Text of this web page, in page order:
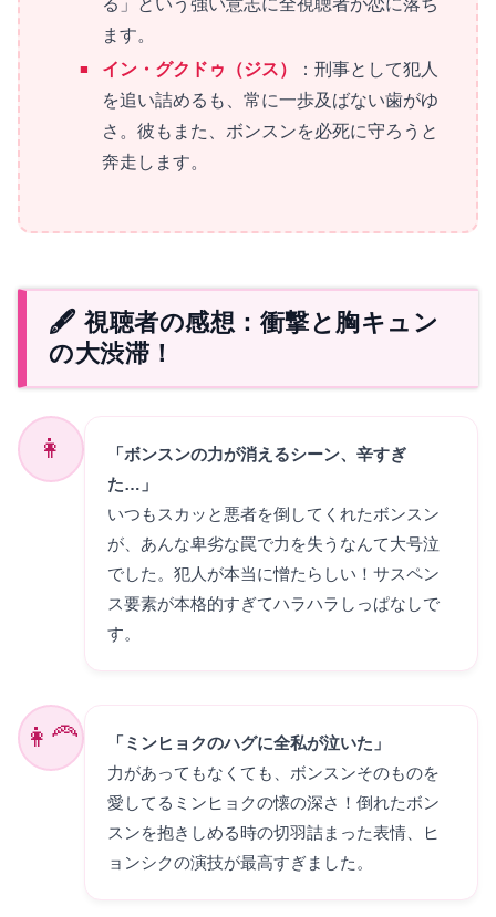
る」という強い意志に全視聴者が恋に落ち
ます。
イン・グクドゥ（ジス）
：刑事として犯人
を追い詰めるも、常に一歩及ばない歯がゆ
さ。彼もまた、ボンスンを必死に守ろうと
奔走します。
🖋️ 視聴者の感想：衝撃と胸キュン
の大渋滞！
👩
「ボンスンの力が消えるシーン、辛すぎ
た…」
いつもスカッと悪者を倒してくれたボンスン
が、あんな卑劣な罠で力を失うなんて大号泣
でした。犯人が本当に憎たらしい！サスペン
ス要素が本格的すぎてハラハラしっぱなしで
す。
👩‍🦰
「ミンヒョクのハグに全私が泣いた」
力があってもなくても、ボンスンそのものを
愛してるミンヒョクの懐の深さ！倒れたボン
スンを抱きしめる時の切羽詰まった表情、ヒ
ョンシクの演技が最高すぎました。